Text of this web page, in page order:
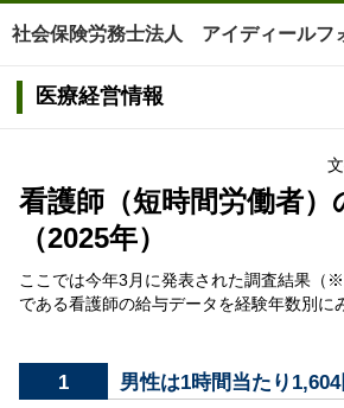
社会保険労務士法人 アイディールフ
医療経営情報
看護師（短時間労働者）
（2025年）
ここでは今年3月に発表された調査結果（
である看護師の給与データを経験年数別に
1 男性は1時間当たり1,604